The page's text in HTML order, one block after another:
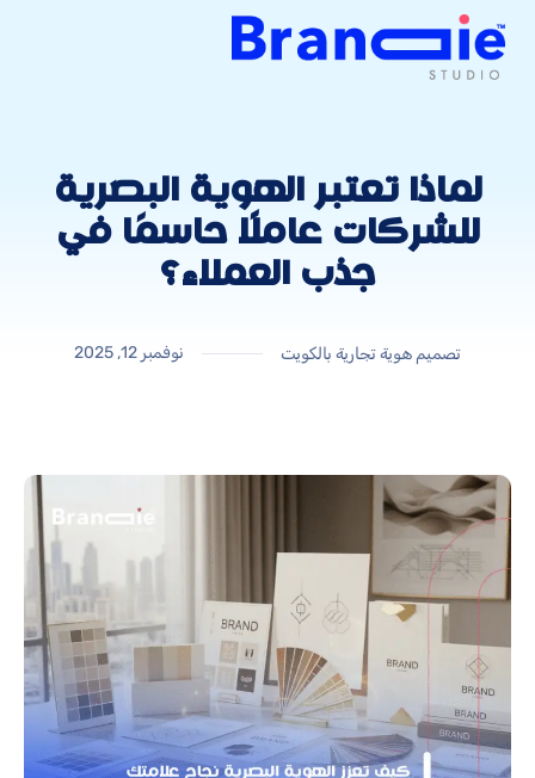
لماذا تعتبر الهوية البصرية
للشركات عاملًا حاسمًا في
جذب العملاء؟
تصميم هوية تجارية بالكويت نوفمبر 12, 2025